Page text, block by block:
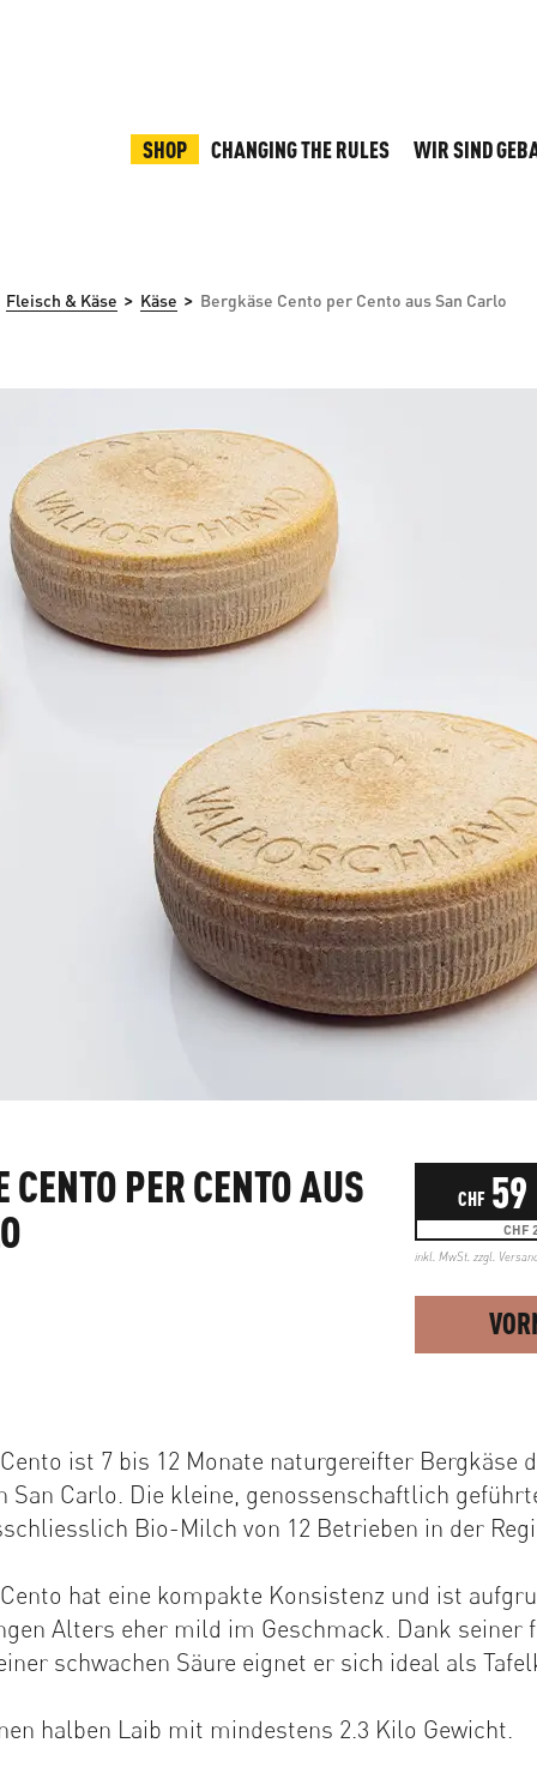
SHOP CHANGING THE RULES WIR SIND
Fleisch & Käse > Käse > Bergkäse Cento per Cento aus San Carlo
CENTO PER CENTO AUS
CHF 59
CHF
inkl. MwSt. zzgl.
ist 7 bis 12 Monate naturgereifter Bergkäse
San Carlo. Die kleine, genossenschaftlich
Bio-Milch von 12 Betrieben in der
hat eine kompakte Konsistenz und ist
Alters eher mild im Geschmack. Dank seiner
schwachen Säure eignet er sich ideal als
halben Laib mit mindestens 2.3 Kilo Gewicht.